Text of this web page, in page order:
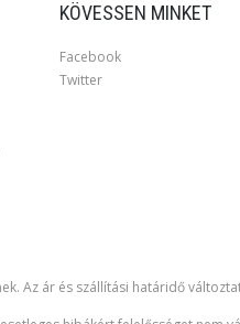
KÖVESSEN MINKET
Facebook
Twitter
Az ár és szállítási határidő